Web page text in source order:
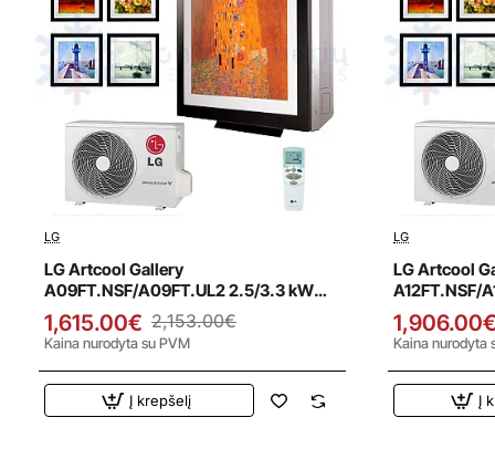
LG
LG Artcool Gallery
A09FT.NSF/A09FT.UL2 2.5/3.3 kW
kondicionierius
1,615.00€ 2,153.00€
Kaina nurodyta su PVM
Į krepšelį
LG
LG Artcool
A12FT.NSF/
Kaina nurodyta
Į